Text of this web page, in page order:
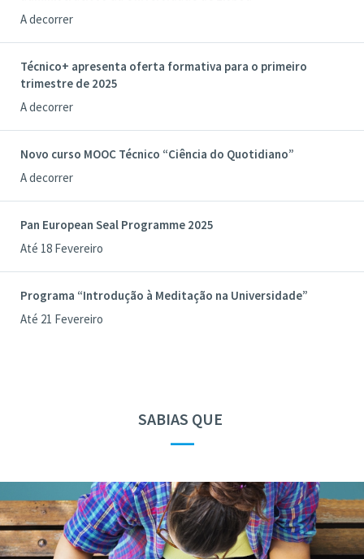
A decorrer
Técnico+ apresenta oferta formativa para o primeiro
trimestre de 2025
A decorrer
Novo curso MOOC Técnico “Ciência do Quotidiano”
A decorrer
Pan European Seal Programme 2025
Até 18 Fevereiro
Programa “Introdução à Meditação na Universidade”
Até 21 Fevereiro
SABIAS QUE
—